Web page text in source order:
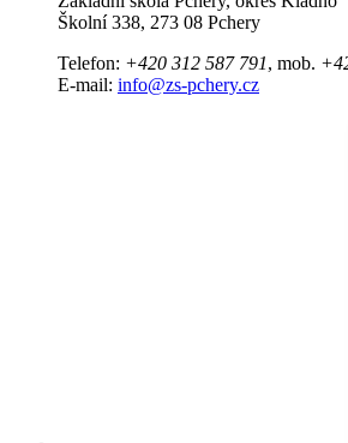
Školní 338, 273 08 Pchery
Telefon: +420 312 587 791, mob.
E-mail: info@zs-pchery.cz